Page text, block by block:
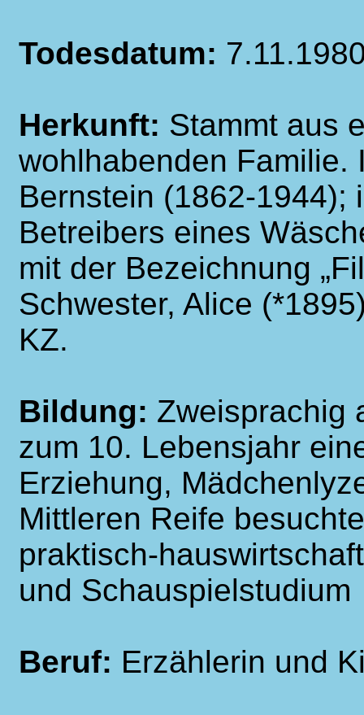
Todesdatum:
Herkunft: Stammt aus
wohlhabenden Familie.
Bernstein (1862-1944);
Betreibers eines
mit der Bezeichnung
Schwester, Alice
KZ.
Bildung: Zweisprachig
zum 10. Lebensjahr
Erziehung,
Mittleren Reife
praktisch-
und Schauspielstudium
Beruf: Erzählerin und